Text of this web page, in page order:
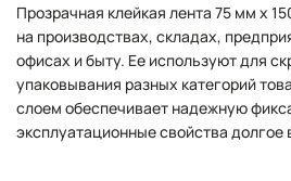
Прозрачная клейкая лента 75 мм х
на производствах, складах,
офисах и быту. Ее используют для
упаковывания разных категорий
слоем обеспечивает надежную
эксплуатационные свойства долгое